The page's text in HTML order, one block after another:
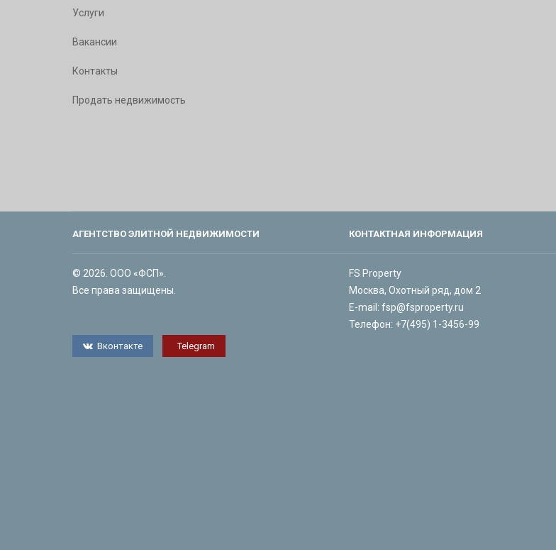
Услуги
Вакансии
Контакты
Продать недвижимость
АГЕНТСТВО ЭЛИТНОЙ НЕДВИЖИМОСТИ
© 2026. ООО «ФСП».
Все права защищены.
Вконтакте Telegram
КОНТАКТНАЯ ИНФОРМАЦИЯ
FS Property
Москва, Охотный ряд, дом 2
E-mail: fsp@fsproperty.ru
Телефон: +7(495) 1-3456-99